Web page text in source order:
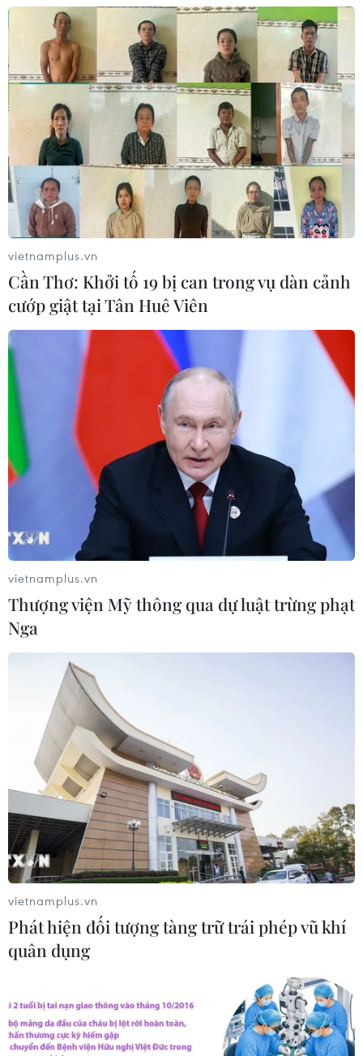
TIN CÙNG CHUYÊN MỤC
Trung Quốc nâng mức ứng phó khẩn
cấp với bão Dolphin
Điện Biên từng bước hình thành thị
vietnamplus.vn
Cần Thơ: Khởi tố 19 bị can trong vụ dàn cảnh
cướp giật tại Tân Huê Viên
vietnamplus.vn
Thượng viện Mỹ thông qua dự luật trừng phạt
Nga
vietnamplus.vn
Phát hiện đối tượng tàng trữ trái phép vũ khí
quân dụng